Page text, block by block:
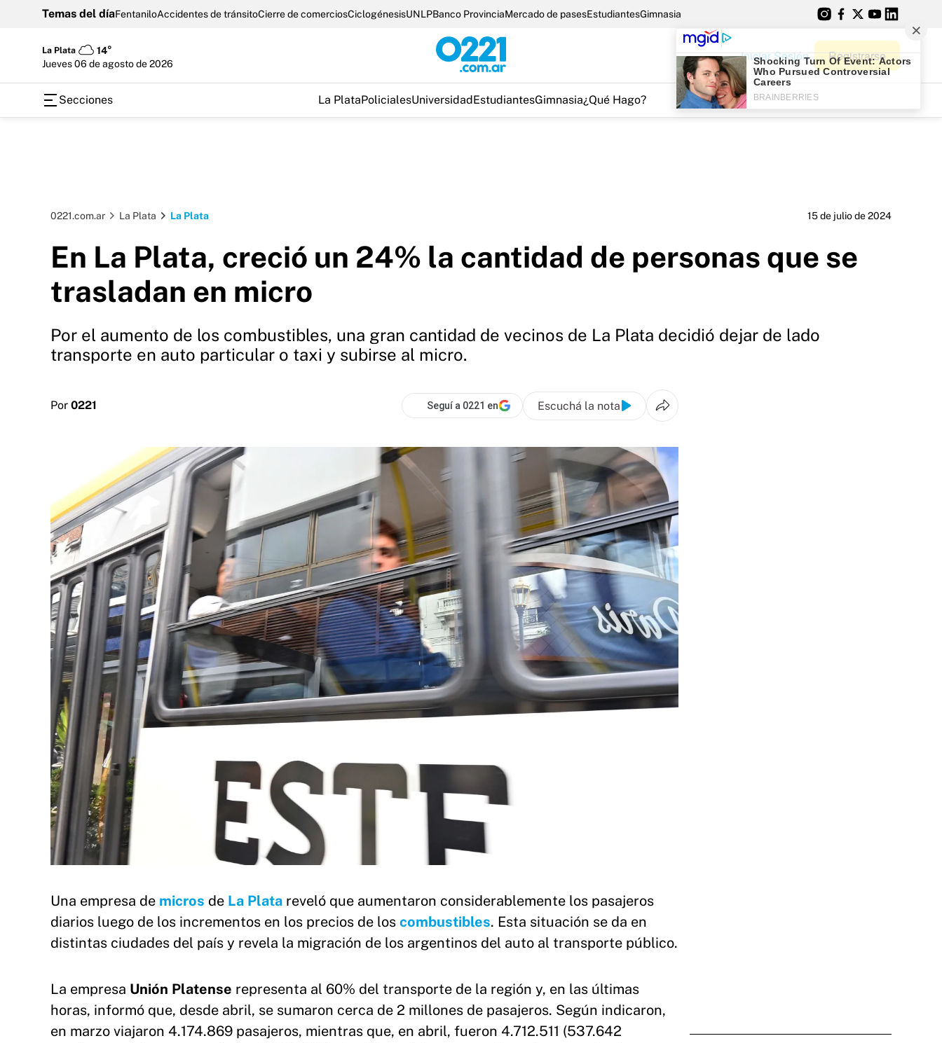
Temas del díaFentaniloAccidentes de tránsitoCierre de comerciosCiclogénesisUNLPBanco ProvinciaMercado de pasesEstudiantesGimnasia
La Plata
14°
jueves 06 de agosto de 2026
Iniciar Sesión Registrarse
Secciones La PlataPolicialesUniversidadEstudiantesGimnasia¿Qué Hago?
0221.com.ar La Plata La Plata 15 de julio de 2024
En La Plata, creció un 24% la cantidad de personas que se
trasladan en micro
Por el aumento de los combustibles, una gran cantidad de vecinos de La Plata decidió dejar de lado
transporte en auto particular o taxi y subirse al micro.
Por 0221 Seguí a 0221 en Escuchá la nota
Una empresa de micros de La Plata reveló que aumentaron considerablemente los pasajeros
diarios luego de los incrementos en los precios de los combustibles. Esta situación se da en
distintas ciudades del país y revela la migración de los argentinos del auto al transporte público.
La empresa Unión Platense representa al 60% del transporte de la región y, en las últimas
horas, informó que, desde abril, se sumaron cerca de 2 millones de pasajeros. Según indicaron,
en marzo viajaron 4.174.869 pasajeros, mientras que, en abril, fueron 4.712.511 (537.642